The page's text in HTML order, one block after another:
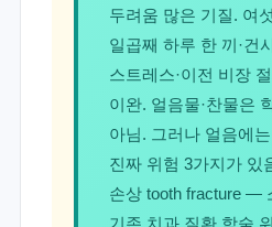
두려움 많은 기질. 여
일곱째 하루 한 끼·건
스트레스·이전 비장
이완. 얼음물·찬물은
아님. 그러나 얼음에
진짜 위험 3가지가 있
손상 tooth fracture —